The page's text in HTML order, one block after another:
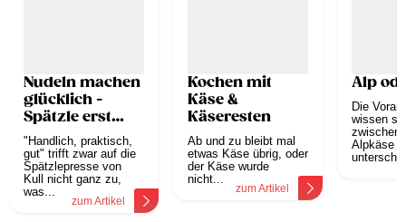
Nudeln machen
glücklich -
Spätzle erst
recht
"Handlich, praktisch,
gut" trifft zwar auf die
Spätzlepresse von
Kull nicht ganz zu,
was...
zum Artikel
Kochen mit
Käse &
Käseresten
Ab und zu bleibt mal
etwas Käse übrig, oder
der Käse wurde
nicht...
zum Artikel
Alp
Die
wissen
zwischen
Alpkäse